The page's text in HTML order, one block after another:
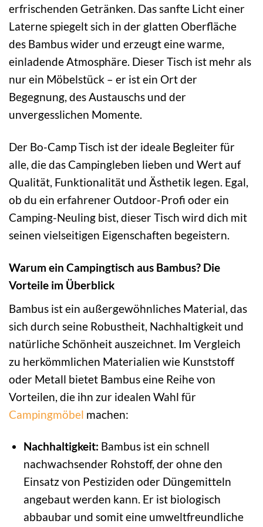
erfrischenden Getränken. Das sanfte Licht einer
Laterne spiegelt sich in der glatten Oberfläche
des Bambus wider und erzeugt eine warme,
einladende Atmosphäre. Dieser Tisch ist mehr als
nur ein Möbelstück – er ist ein Ort der
Begegnung, des Austauschs und der
unvergesslichen Momente.
Der Bo-Camp Tisch ist der ideale Begleiter für
alle, die das Campingleben lieben und Wert auf
Qualität, Funktionalität und Ästhetik legen. Egal,
ob du ein erfahrener Outdoor-Profi oder ein
Camping-Neuling bist, dieser Tisch wird dich mit
seinen vielseitigen Eigenschaften begeistern.
Warum ein Campingtisch aus Bambus? Die
Vorteile im Überblick
Bambus ist ein außergewöhnliches Material, das
sich durch seine Robustheit, Nachhaltigkeit und
natürliche Schönheit auszeichnet. Im Vergleich
zu herkömmlichen Materialien wie Kunststoff
oder Metall bietet Bambus eine Reihe von
Vorteilen, die ihn zur idealen Wahl für
Campingmöbel machen:
Nachhaltigkeit: Bambus ist ein schnell
nachwachsender Rohstoff, der ohne den
Einsatz von Pestiziden oder Düngemitteln
angebaut werden kann. Er ist biologisch
abbaubar und somit eine umweltfreundliche